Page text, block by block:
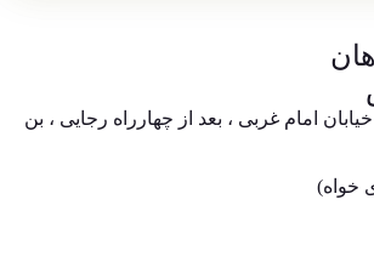
امام غربی ، بعد از چهارراه رجایی ، بن